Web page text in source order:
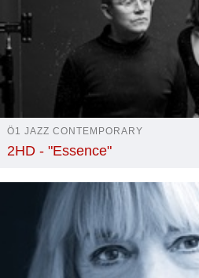
Ö1 JAZZ CONTEMPORARY
2HD - "Essence"